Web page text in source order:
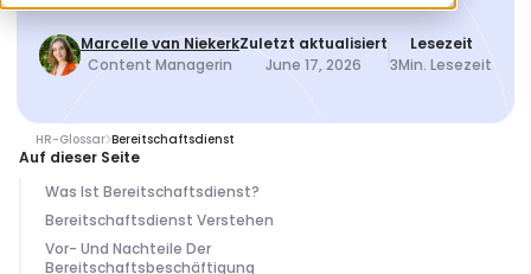
Marcelle van Niekerk
Content Managerin
Zuletzt aktualisiert
June 17, 2026
Lesezeit
3Min. Lesezeit
HR-Glossar Bereitschaftsdienst
Auf dieser Seite
Was Ist Bereitschaftsdienst?
Bereitschaftsdienst Verstehen
Vor- Und Nachteile Der
Bereitschaftsbeschäftigung